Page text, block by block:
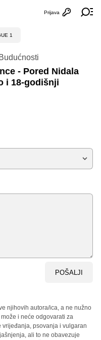
Otvori
Prijava
1
- Pored Nidala
i 18-godišnji
POŠALJI
njihovih autora/ica, a ne nužno
i neće odgovarati za
vrijeđanja, psovanja i vulgaran
ali to ne obavezuje